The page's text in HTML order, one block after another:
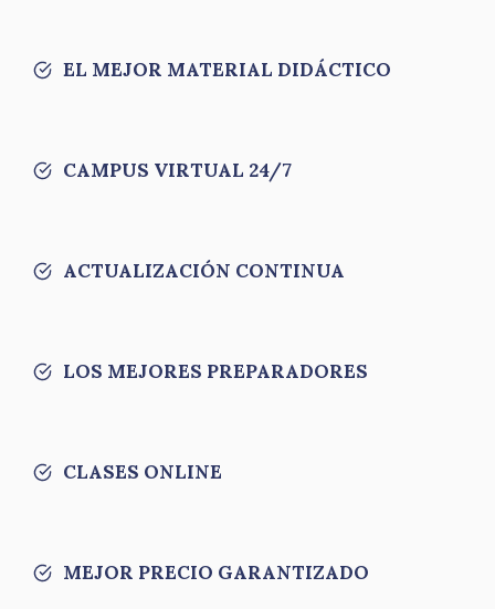
EL MEJOR MATERIAL DIDÁCTICO
CAMPUS VIRTUAL 24/7
ACTUALIZACIÓN CONTINUA
LOS MEJORES PREPARADORES
CLASES ONLINE
MEJOR PRECIO GARANTIZADO